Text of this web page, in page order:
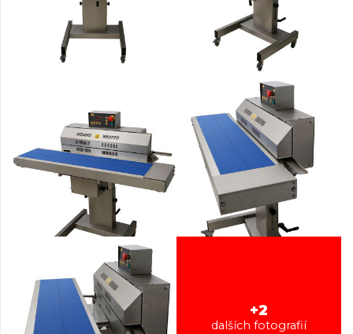
+2
dalších fotografií